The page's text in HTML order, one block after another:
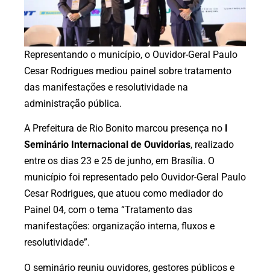
Representando o município, o Ouvidor-Geral Paulo
Cesar Rodrigues mediou painel sobre tratamento
das manifestações e resolutividade na
administração pública.
A Prefeitura de Rio Bonito marcou presença no
Seminário Internacional de Ouvidorias, realizado
entre os dias 23 e 25 de junho, em Brasília. O
município foi representado pelo Ouvidor-Geral Paulo
Cesar Rodrigues, que atuou como mediador do
Painel 04, com o tema “Tratamento das
manifestações: organização interna, fluxos e
resolutividade”.
O seminário reuniu ouvidores, gestores públicos e